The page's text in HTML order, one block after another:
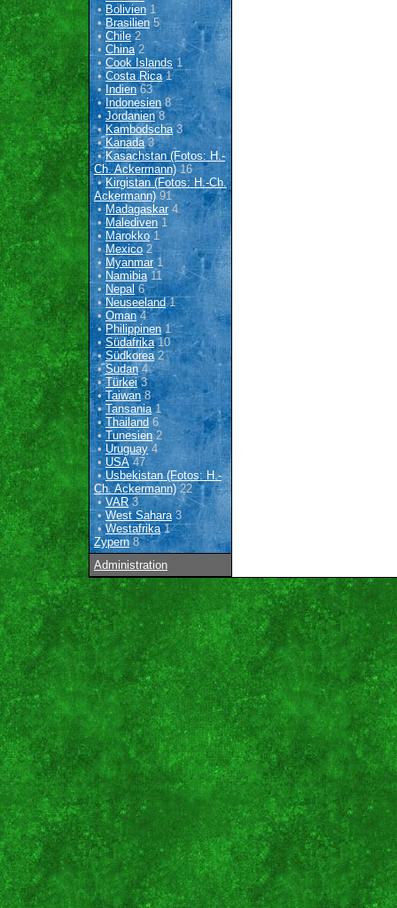
• Bolivien 1
•Brasilien 5
•Chile2
• China2
• Cook Islands 1
•Costa Rica1
• Indien63
•Indonesien 8
•Jordanien8
•Kambodscha3
•Kanada3
•Kasachstan (Fotos: H.-
Ch. Ackermann)16
•Kirgistan (Fotos: H.-Ch.
Ackermann) 91
•Madagaskar 4
•Malediven 1
• Marokko 1
•Mexico2
•Myanmar 1
• Namibia11
• Nepal 6
•Neuseeland1
• Oman4
•Philippinen 1
•Südafrika10
•Südkorea2
•Sudan4
•Türkei3
•Taiwan8
•Tansania1
•Thailand 6
•Tunesien2
•Uruguay 4
•USA47
•Usbekistan (Fotos: H.-
Ch. Ackermann) 22
• VAR3
•West Sahara3
•Westafrika1
Zypern8
Administration